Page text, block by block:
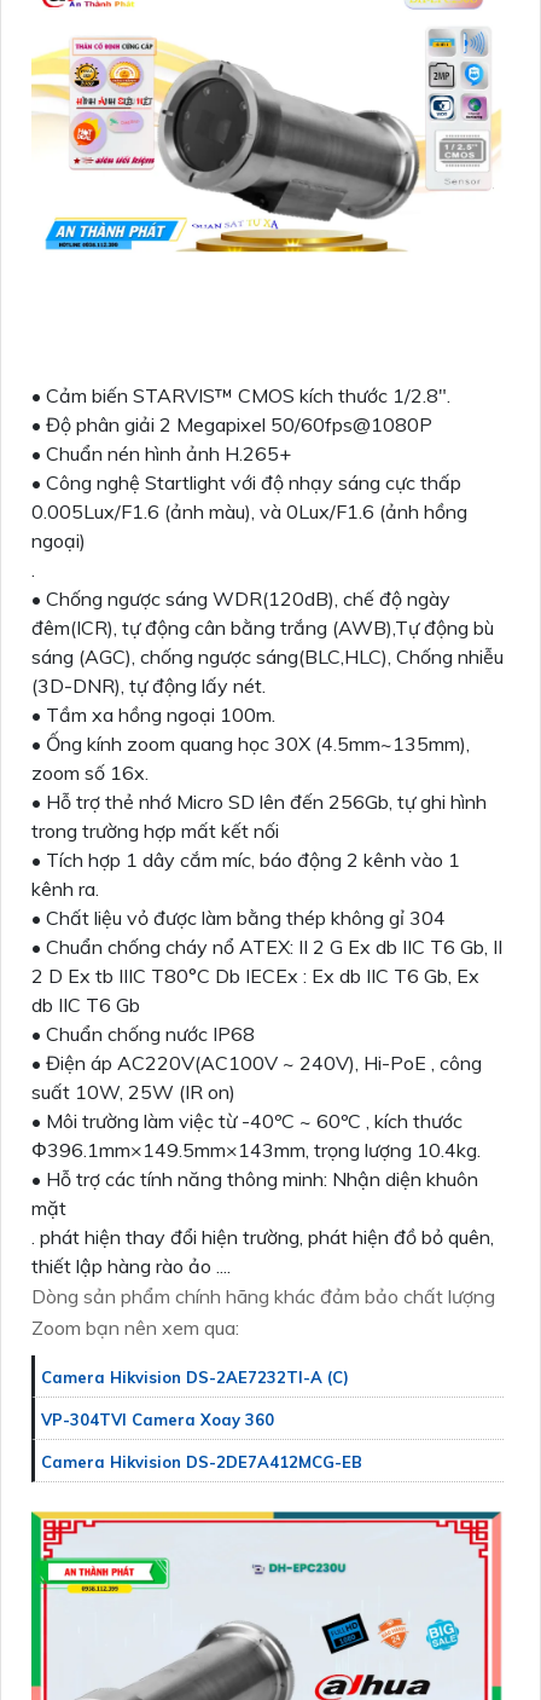
• Cảm biến STARVIS™ CMOS kích thước 1/2.8".
• Độ phân giải 2 Megapixel 50/60fps@1080P
• Chuẩn nén hình ảnh H.265+
• Công nghệ Startlight với độ nhạy sáng cực thấp
0.005Lux/F1.6 (ảnh màu), và 0Lux/F1.6 (ảnh hồng
ngoại)
.
• Chống ngược sáng WDR(120dB), chế độ ngày
đêm(ICR), tự động cân bằng trắng (AWB),Tự động bù
sáng (AGC), chống ngược sáng(BLC,HLC), Chống nhiễu
(3D-DNR), tự động lấy nét.
• Tầm xa hồng ngoại 100m.
• Ống kính zoom quang học 30X (4.5mm~135mm),
zoom số 16x.
• Hỗ trợ thẻ nhớ Micro SD lên đến 256Gb, tự ghi hình
trong trường hợp mất kết nối
• Tích hợp 1 dây cắm míc, báo động 2 kênh vào 1
kênh ra.
• Chất liệu vỏ được làm bằng thép không gỉ 304
• Chuẩn chống cháy nổ ATEX: II 2 G Ex db IIC T6 Gb, II
2 D Ex tb IIIC T80°C Db IECEx : Ex db IIC T6 Gb, Ex
db IIC T6 Gb
• Chuẩn chống nước IP68
• Điện áp AC220V(AC100V ~ 240V), Hi-PoE , công
suất 10W, 25W (IR on)
• Môi trường làm việc từ -40ºC ~ 60ºC , kích thước
Φ396.1mm×149.5mm×143mm, trọng lượng 10.4kg.
• Hỗ trợ các tính năng thông minh: Nhận diện khuôn
mặt
. phát hiện thay đổi hiện trường, phát hiện đồ bỏ quên,
thiết lập hàng rào ảo ....
Dòng sản phẩm chính hãng khác đảm bảo chất lượng
Zoom bạn nên xem qua:
Camera Hikvision DS-2AE7232TI-A (C)
VP-304TVI Camera Xoay 360
Camera Hikvision DS-2DE7A412MCG-EB